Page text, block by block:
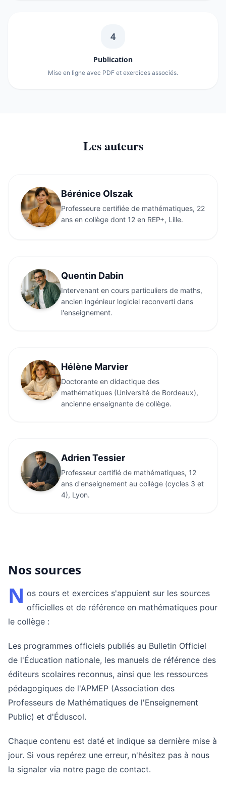
4
Publication
Mise en ligne avec PDF et exercices associés.
Les auteurs
Bérénice Olszak
Professeure certifiée de mathématiques, 22
ans en collège dont 12 en REP+, Lille.
Quentin Dabin
Intervenant en cours particuliers de maths,
ancien ingénieur logiciel reconverti dans
l'enseignement.
Hélène Marvier
Doctorante en didactique des
mathématiques (Université de Bordeaux),
ancienne enseignante de collège.
Adrien Tessier
Professeur certifié de mathématiques, 12
ans d'enseignement au collège (cycles 3 et
4), Lyon.
Nos sources
N os cours et exercices s'appuient sur les sources
officielles et de référence en mathématiques pour
le collège :
Les programmes officiels publiés au Bulletin Officiel
de l'Éducation nationale, les manuels de référence des
éditeurs scolaires reconnus, ainsi que les ressources
pédagogiques de l'APMEP (Association des
Professeurs de Mathématiques de l'Enseignement
Public) et d'Éduscol.
Chaque contenu est daté et indique sa dernière mise à
jour. Si vous repérez une erreur, n'hésitez pas à nous
la signaler via notre page de contact.